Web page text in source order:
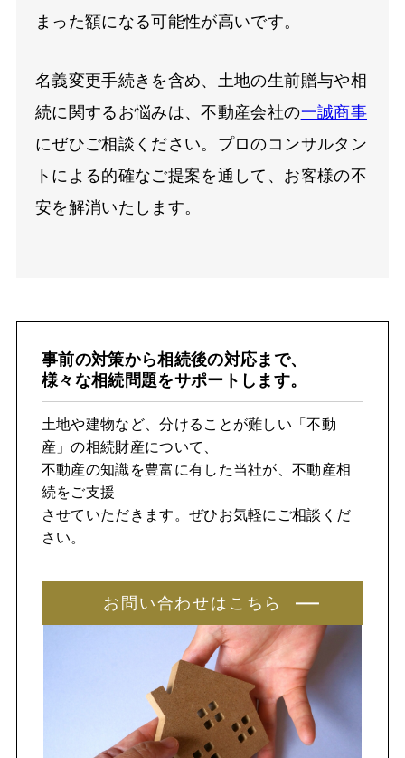
まった額になる可能性が高いです。
名義変更手続きを含め、土地の生前贈与や相
続に関するお悩みは、不動産会社の一誠商事
にぜひご相談ください。プロのコンサルタン
トによる的確なご提案を通して、お客様の不
安を解消いたします。
事前の対策から相続後の対応まで、
様々な相続問題をサポートします。
土地や建物など、分けることが難しい「不動
産」の相続財産について、
不動産の知識を豊富に有した当社が、不動産相
続をご支援
させていただきます。ぜひお気軽にご相談くだ
さい。
お問い合わせはこちら